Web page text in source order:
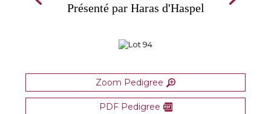
Présenté par Haras d'Haspel
Zoom Pedigree
PDF Pedigree